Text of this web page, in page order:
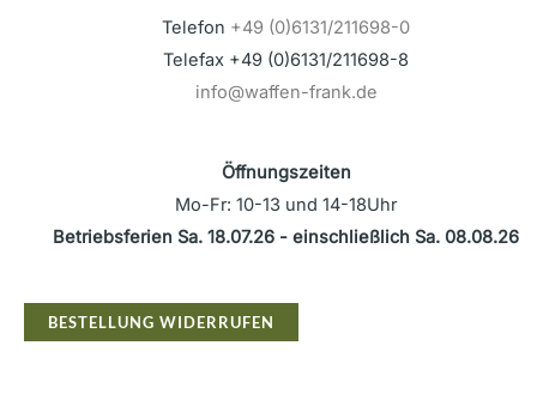
Telefon +49 (0)6131/211698-0
Telefax +49 (0)6131/211698-8
info@waffen-frank.de
Öffnungszeiten
Mo-Fr: 10-13 und 14-18Uhr
Betriebsferien Sa. 18.07.26 - einschließlich Sa. 08.08.26
BESTELLUNG WIDERRUFEN